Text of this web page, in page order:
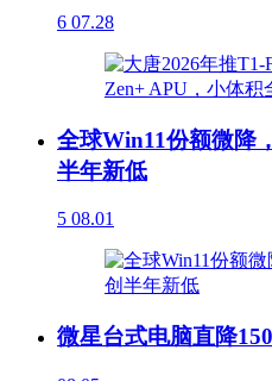
6 07.28
全球Win11份额微降
半年新低
5 08.01
微星台式电脑直降